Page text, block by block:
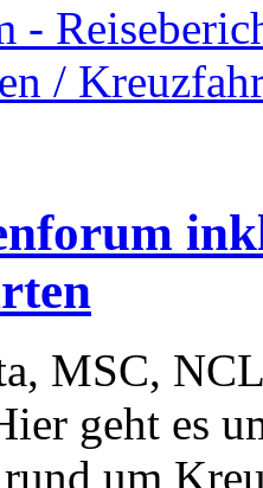
-
/
MSC,
geht es
um